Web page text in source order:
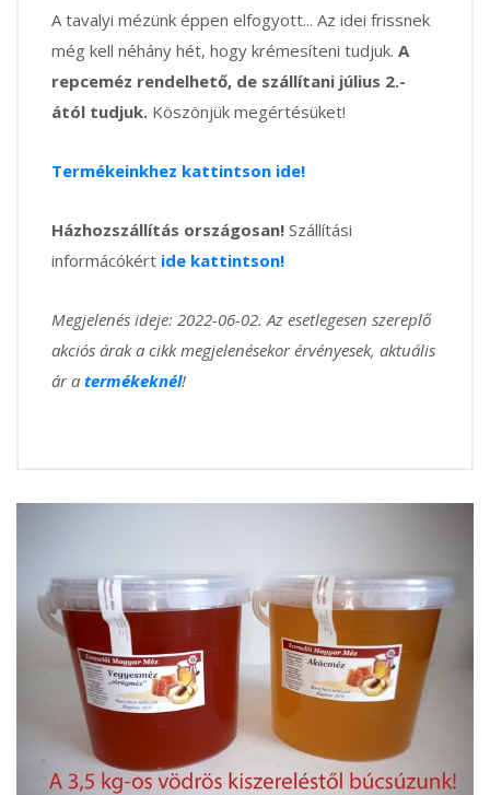
A tavalyi mézünk éppen elfogyott... Az idei frissnek
még kell néhány hét, hogy krémesíteni tudjuk. A
repceméz rendelhető, de szállítani július 2.-
ától tudjuk. Köszönjük megértésüket!
Termékeinkhez kattintson ide!
Házhozszállítás országosan! Szállítási
informácókért ide kattintson!
Megjelenés ideje: 2022-06-02. Az esetlegesen szereplő
akciós árak a cikk megjelenésekor érvényesek, aktuális
ár a termékeknél!